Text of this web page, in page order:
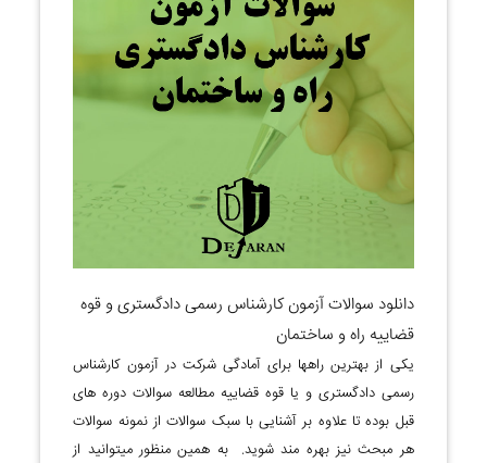
دانلود سوالات آزمون کارشناس رسمی دادگستری و قوه
قضاییه راه و ساختمان
یکی از بهترین راهها برای آمادگی شرکت در آزمون کارشناس
رسمی دادگستری و یا قوه قضاییه مطالعه سوالات دوره های
قبل بوده تا علاوه بر آشنایی با سبک سوالات از نمونه سوالات
هر مبحث نیز بهره مند شوید. به همین منظور میتوانید از